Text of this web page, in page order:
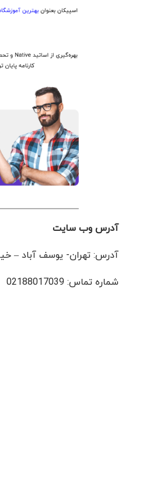
آدرس وب سایت
آدرس: تهران- یوسف آباد –
شماره تماس: 02188017039